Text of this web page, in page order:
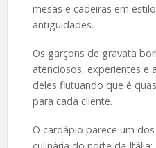
mesas e cadeiras em
antiguidades.
Os garçons de gravata
atenciosos, experientes e
deles flutuando que é
para cada cliente.
O cardápio parece um
culinária do norte da